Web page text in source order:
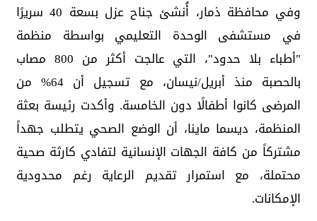
وفي محافظة ذمار، أُنشئ جناح عزل بسعة 40 سريرًا
في مستشفى الوحدة التعليمي بواسطة منظمة
"أطباء بلا حدود"، التي عالجت أكثر من 800 مصاب
بالحصبة منذ أبريل/نيسان، مع تسجيل أن 64% من
المرضى كانوا أطفالًا دون الخامسة. وأكدت رئيسة بعثة
المنظمة، ديسما ماينا، أن الوضع الصحي يتطلب جهداً
مشتركاً من كافة الجهات الإنسانية لتفادي كارثة صحية
محتملة، مع استمرار تقديم الرعاية رغم محدودية
الإمكانات.